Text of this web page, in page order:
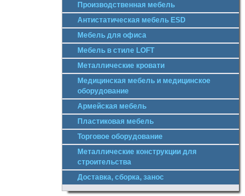
Производственная мебель
Антистатическая мебель ESD
Мебель для офиса
Мебель в стиле LOFT
Металлические кровати
Медицинская мебель и медицинское
оборудование
Армейская мебель
Пластиковая мебель
Торговое оборудование
Металлические конструкции для
строительства
Доставка, сборка, занос